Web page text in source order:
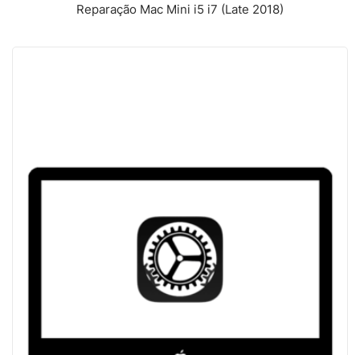
Reparação Mac Mini i5 i7 (Late 2018)